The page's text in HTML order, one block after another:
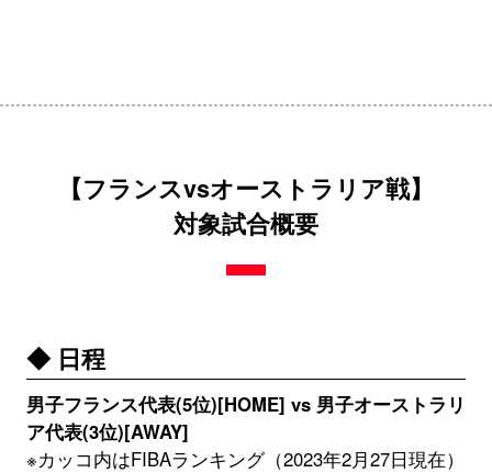
【フランスvsオーストラリア戦】
対象試合概要
◆ 日程
男子フランス代表(5位)[HOME] vs 男子オーストラリ
ア代表(3位)[AWAY]
※カッコ内はFIBAランキング（2023年2月27日現在）